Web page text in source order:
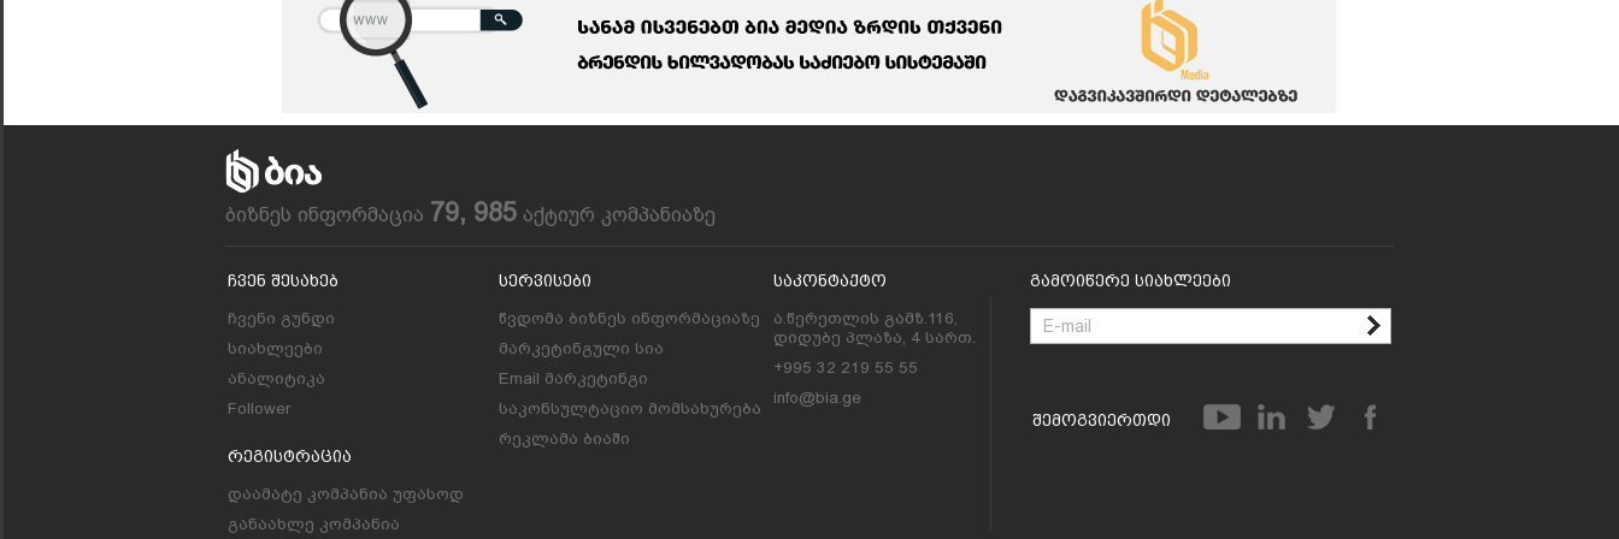
ბიზნეს ინფორმაცია 79, 985 აქტიურ კომპანიაზე
Ჩვენ Შესახებ
ჩვენი გუნდი
სიახლეები
ანალიტიკა
Follower
Რეგისტრაცია
დაამატე კომპანია უფასოდ
განაახლე კომპანია
Სერვისები
წვდომა ბიზნეს ინფორმაციაზე
მარკეტინგული სია
Email მარკეტინგი
საკონსულტაციო მომსახურება
რეკლამა ბიაში
Საკონტაქტო
ა.წერეთლის გამზ.116,
დიდუბე პლაზა, 4 სართ.
+995 32 219 55 55
info@bia.ge
Გამოიწერე Სიახლეები
Შემოგვიერთდი